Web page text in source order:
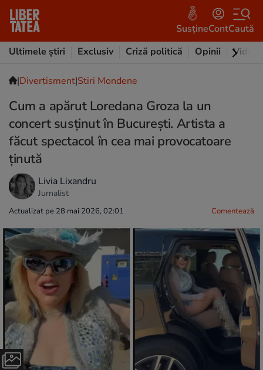
SusțineContCaută
Ultimele știri
Exclusiv Criză politică Opinii Video
|Divertisment|Stiri Mondene
Cum a apărut Loredana Groza la un
concert susținut în București. Artista a
făcut spectacol în cea mai provocatoare
ținută
Livia Lixandru
Jurnalist
Actualizat pe 28 mai 2026, 02:01 Comentează